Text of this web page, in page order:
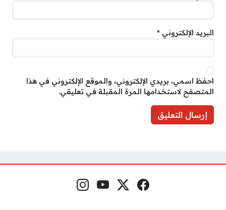
البريد الإلكتروني *
احفظ اسمي، بريدي الإلكتروني، والموقع الإلكتروني في هذا
المتصفح لاستخدامها المرة المقبلة في تعليقي.
مواقع التواصل فيسبوكمنصة إكس
يوتيوبإنستغرام